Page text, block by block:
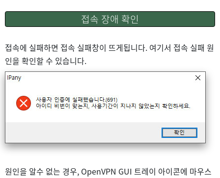
접속 장애 확인
접속에 실패하면 접속 실패창이 뜨게됩니다. 여기서 접속 실패 원
인을 확인할 수 있습니다.
원인을 알수 없는 경우, OpenVPN GUI 트레이 아이콘에 마우스